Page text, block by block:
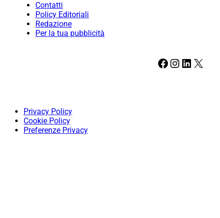
Contatti
Policy Editoriali
Redazione
Per la tua pubblicità
Facebook Instagram LinkedIn X
Privacy Policy
Cookie Policy
Preferenze Privacy